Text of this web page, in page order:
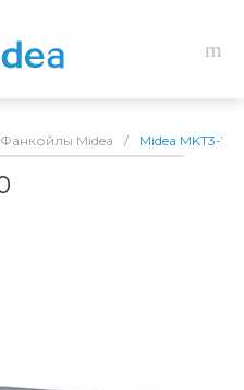
Фанкойлы Midea / Midea MKT3-